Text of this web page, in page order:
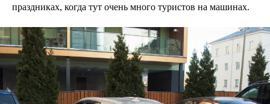
праздниках, когда тут очень много туристов на машинах.